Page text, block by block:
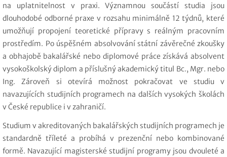
na uplatnitelnost v praxi. Významnou součástí studia jsou
dlouhodobé odborné praxe v rozsahu minimálně 12 týdnů, které
umožňují propojení teoretické přípravy s reálným pracovním
prostředím. Po úspěšném absolvování státní závěrečné zkoušky
a obhajobě bakalářské nebo diplomové práce získává absolvent
vysokoškolský diplom a příslušný akademický titul Bc., Mgr. nebo
Ing. Zároveň si otevírá možnost pokračovat ve studiu v
navazujících studijních programech na dalších vysokých školách
v České republice i v zahraničí.
Studium v akreditovaných bakalářských studijních programech je
standardně tříleté a probíhá v prezenční nebo kombinované
formě. Navazující magisterské studijní programy jsou dvouleté a